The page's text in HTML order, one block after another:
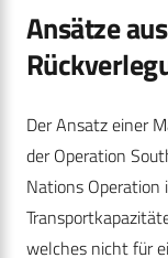
Ansätze
Der Ansatz einer
der Operation
Nations Operation
welches nicht für